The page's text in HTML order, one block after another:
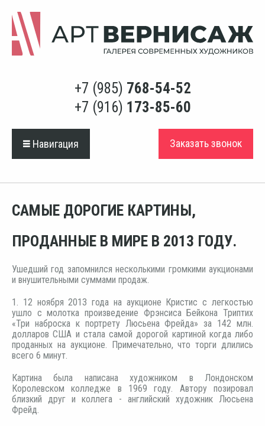
+7 (985) 768-54-52
+7 (916) 173-85-60
Навигация Заказать звонок
САМЫЕ ДОРОГИЕ КАРТИНЫ,
ПРОДАННЫЕ В МИРЕ В 2013 ГОДУ.
Ушедший год запомнился несколькими громкими аукционами
и внушительными суммами продаж.
1. 12 ноября 2013 года на аукционе Кристис с легкостью
ушло с молотка произведение Фрэнсиса Бейкона Триптих
«Три наброска к портрету Люсьена Фрейда» за 142 млн.
долларов США и стала самой дорогой картиной когда либо
проданных на аукционе. Примечательно, что торги длились
всего 6 минут.
Картина была написана художником в Лондонском
Королевском колледже в 1969 году. Автору позировал
близкий друг и коллега - английский художник Люсьена
Фрейд.